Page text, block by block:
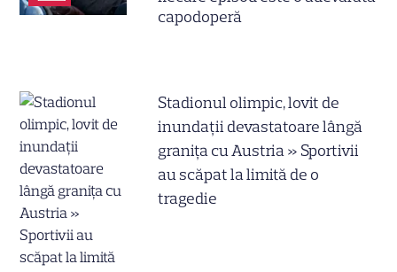
capodoperă
Stadionul olimpic, lovit de
inundații devastatoare lângă
granița cu Austria » Sportivii
au scăpat la limită de o
tragedie